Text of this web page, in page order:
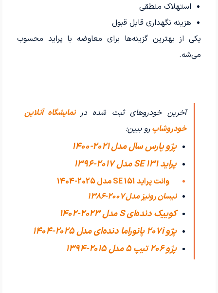
استهلاک منطقی
هزینه نگهداری قابل قبول
یکی از بهترین گزینه‌ها برای معاوضه با پراید محسوب
می‌شه.
آخرین خودروهای ثبت شده در نمایشگاه آنلاین
خودروشاپرو ببین:
پژو پارس سال مدل 2021-1400
پراید 131 SE مدل 2017-1396
وانت پراید 151 SE مدل 2025-1404
نیسان رونیز مدل 2007-1386
کوییک دنده‌ای S مدل 2023-1402
پژو 207i پانوراما دنده‌ای مدل 2025-1404
پژو 206 تیپ ۵ مدل 2015-1394